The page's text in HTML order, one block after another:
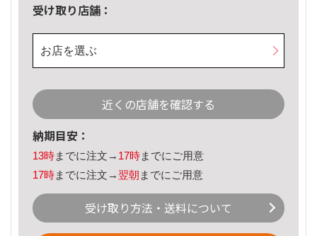
受け取り店舗：
お店を選ぶ
近くの店舗を確認する
納期目安：
13時までに注文→ 17時までにご用意
17時までに注文→ 翌朝 までにご用意
受け取り方法・送料について